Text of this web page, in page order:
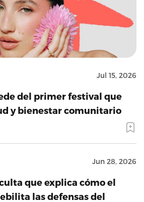
Jul 15, 2026
del primer festival que
y bienestar comunitario
Jun 28, 2026
que explica cómo el
las defensas del